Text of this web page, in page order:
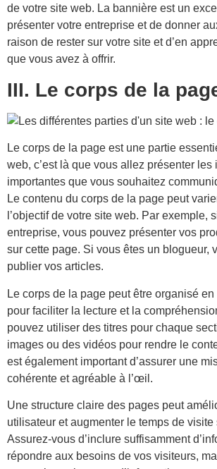
de votre site web. La bannière est un
présenter votre entreprise et de donner
raison de rester sur votre site et d’en
que vous avez à offrir.
III. Le corps de la
Le corps de la page est une partie
web, c’est là que vous allez présenter les
importantes que vous souhaitez
Le contenu du corps de la page peut
l’objectif de votre site web. Par exemple,
entreprise, vous pouvez présenter vos
sur cette page. Si vous êtes un blogueur,
publier vos articles.
Le corps de la page peut être organisé
pour faciliter la lecture et la
pouvez utiliser des titres pour chaque
images ou des vidéos pour rendre le
est également important d’assurer une
cohérente et agréable à l’œil.
Une structure claire des pages peut
utilisateur et augmenter le temps de visite
Assurez-vous d’inclure suffisamment
répondre aux besoins de vos visiteurs,